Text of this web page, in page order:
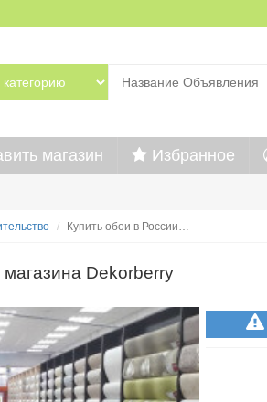
магазин Избранное
Купить обои в России…
Dekorberry